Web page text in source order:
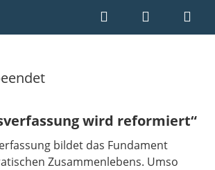
wird reformiert“
bildet das Fundament
Zusammenlebens. Umso